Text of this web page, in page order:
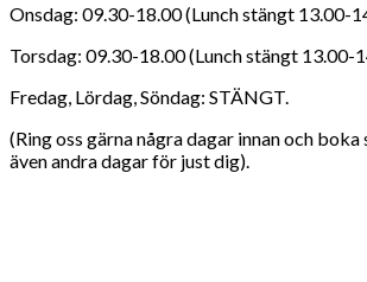
Onsdag: 09.30-18.00 (Lunch stängt 13.00-
Torsdag: 09.30-18.00 (Lunch stängt 13.00-
Fredag, Lördag, Söndag: STÄNGT.
(Ring oss gärna några dagar innan och
även andra dagar för just dig).